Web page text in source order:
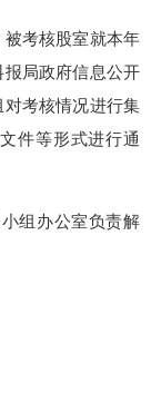
考核股室就本年
局政府信息公开
考核情况进行集
件等形式进行通
组办公室负责解